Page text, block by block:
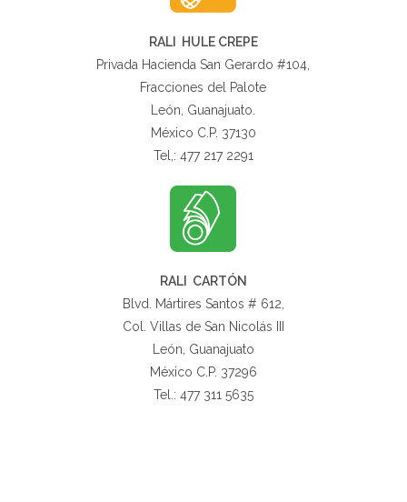
RALI HULE CREPE
Privada Hacienda San Gerardo #104,
Fracciones del Palote
León, Guanajuato.
México C.P. 37130
Tel,: 477 217 2291
RALI CARTÓN
Blvd. Mártires Santos # 612,
Col. Villas de San Nicolás III
León, Guanajuato
México C.P. 37296
Tel.: 477 311 5635